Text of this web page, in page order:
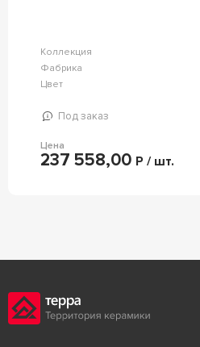
Коллекция
Фабрика
Цвет
Под заказ
Цена
237 558,00 Р / шт.